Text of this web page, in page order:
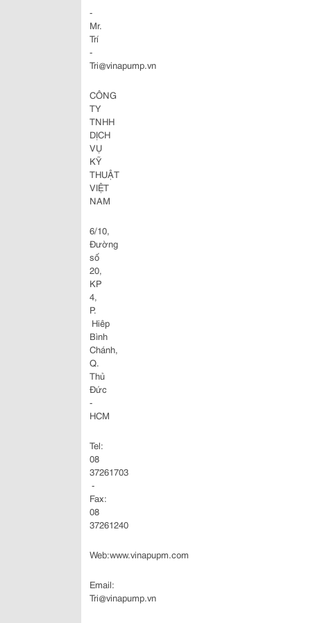
-
Mr.
Trí
-
Tri@vinapump.vn
CÔNG
TY
TNHH
DỊCH
VỤ
KỸ
THUẬT
VIỆT
NAM
6/10,
Đường
số
20,
KP
4,
P.
Hiêp
Bình
Chánh,
Q.
Thủ
Đức
-
HCM
Tel:
08
37261703
-
Fax:
08
37261240
Web:www.vinapupm.com
Email:
Tri@vinapump.vn